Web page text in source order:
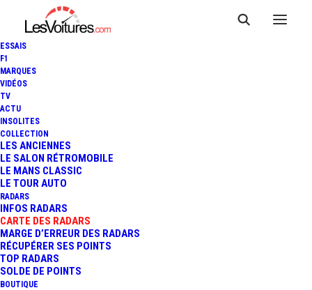
ESSAIS
F1
MARQUES
VIDÉOS
TV
ACTU
INSOLITES
COLLECTION
LES ANCIENNES
LE SALON RÉTROMOBILE
LE MANS CLASSIC
LE TOUR AUTO
RADARS
INFOS RADARS
CARTE DES RADARS
MARGE D’ERREUR DES RADARS
RÉCUPÉRER SES POINTS
TOP RADARS
SOLDE DE POINTS
BOUTIQUE
Suisse Yverdon-les-
Bains Rue de l’Ancien-
Stand